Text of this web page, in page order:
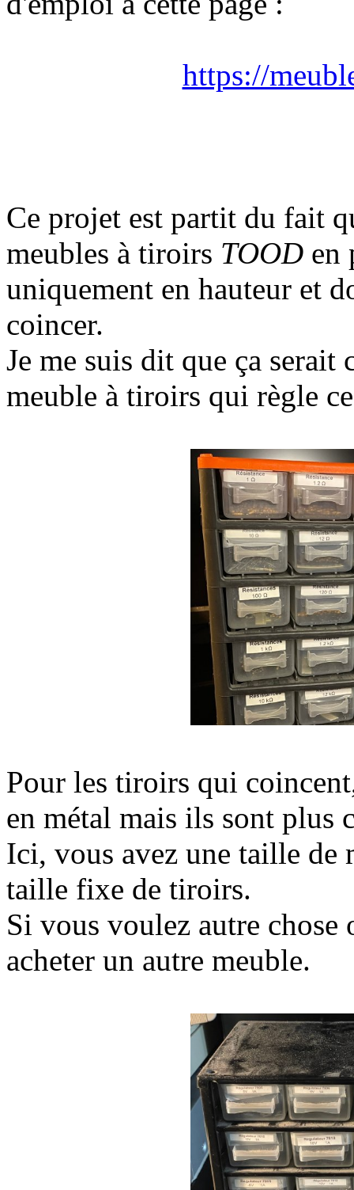
https://
Ce projet est partit du fait
meubles à tiroirs TOOD en
uniquement en hauteur et
coincer.
Je me suis dit que ça
meuble à tiroirs qui règle
Pour les tiroirs qui
en métal mais ils sont plus
Ici, vous avez une taille de
taille fixe de tiroirs.
Si vous voulez autre
acheter un autre meuble.